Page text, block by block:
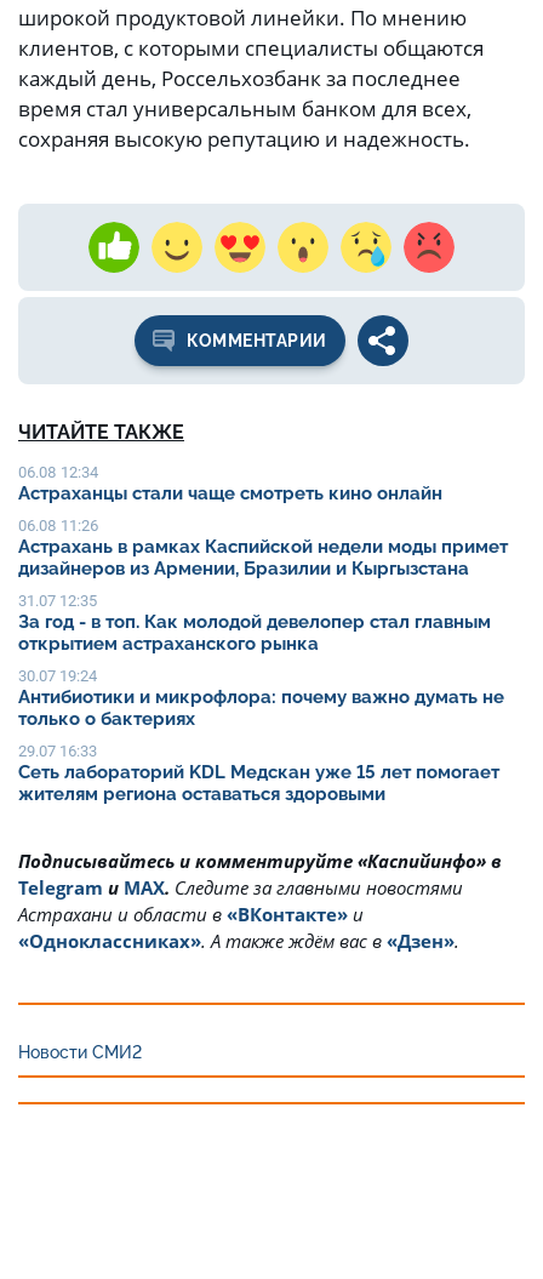
широкой продуктовой линейки. По мнению
клиентов, с которыми специалисты общаются
каждый день, Россельхозбанк за последнее
время стал универсальным банком для всех,
сохраняя высокую репутацию и надежность.
КОММЕНТАРИИ
ЧИТАЙТЕ ТАКЖЕ
06.08 12:34
Астраханцы стали чаще смотреть кино онлайн
06.08 11:26
Астрахань в рамках Каспийской недели моды примет
дизайнеров из Армении, Бразилии и Кыргызстана
31.07 12:35
За год - в топ. Как молодой девелопер стал главным
открытием астраханского рынка
30.07 19:24
Антибиотики и микрофлора: почему важно думать не
только о бактериях
29.07 16:33
Сеть лабораторий KDL Медскан уже 15 лет помогает
жителям региона оставаться здоровыми
Подписывайтесь и комментируйте «Каспийинфо» в
Telegram и MAX. Cледите за главными новостями
Астрахани и области в «ВКонтакте» и
«Одноклассниках». А также ждём вас в «Дзен».
Новости СМИ2